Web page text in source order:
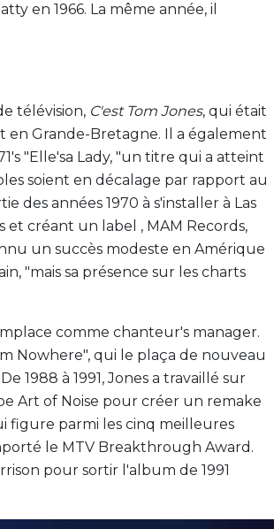
en 1966. La même année, il
télévision, C'est Tom Jones, qui était
en Grande-Bretagne. Il a également
"Elle'sa Lady, "un titre qui a atteint
soient en décalage par rapport au
des années 1970 à s'installer à Las
et créant un label , MAM Records,
un succès modeste en Amérique
"mais sa présence sur les charts
comme chanteur's manager.
Nowhere", qui le plaça de nouveau
1988 à 1991, Jones a travaillé sur
Art of Noise pour créer un remake
figure parmi les cinq meilleures
le MTV Breakthrough Award.
pour sortir l'album de 1991